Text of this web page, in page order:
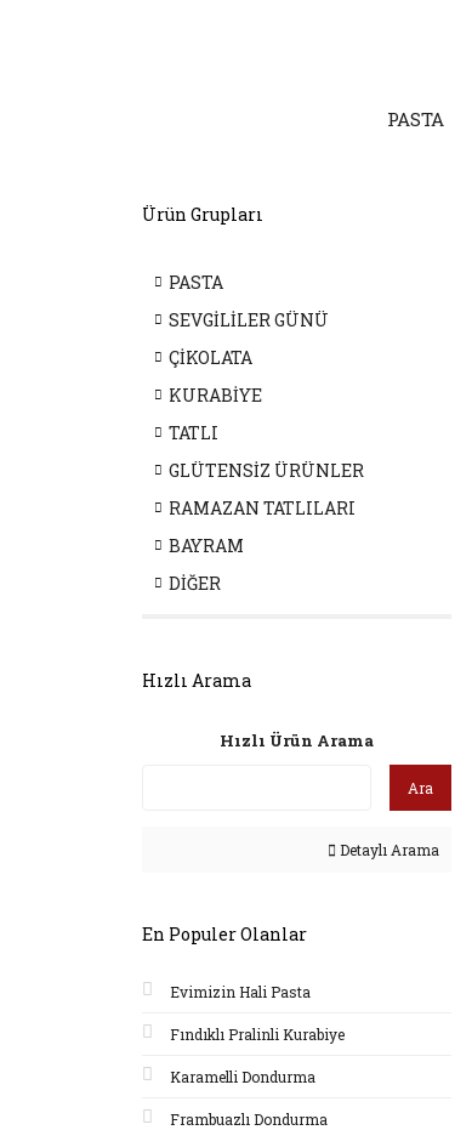
PASTA
Ürün Grupları
PASTA
SEVGİLİLER GÜNÜ
ÇİKOLATA
KURABİYE
TATLI
GLÜTENSİZ ÜRÜNLER
RAMAZAN TATLILARI
BAYRAM
DİĞER
Hızlı Arama
Hızlı Ürün Arama
Ara
Detaylı Arama
En Populer Olanlar
Evimizin Hali Pasta
Fındıklı Pralinli Kurabiye
Karamelli Dondurma
Frambuazlı Dondurma